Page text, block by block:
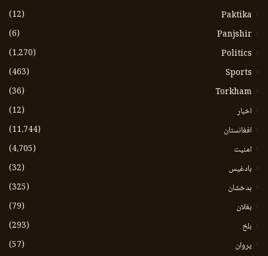
Paktika
(12)
Panjshir
(6)
Politics
(1،270)
Sports
(463)
Torkham
(36)
اخبار
(12)
افغانستان
(11،744)
امنیت
(4،705)
بادغیس
(32)
بدخشان
(325)
بغلان
(79)
بلخ
(293)
پروان
(57)